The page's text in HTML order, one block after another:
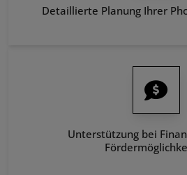
Detaillierte Planung Ihrer
Unterstützung bei